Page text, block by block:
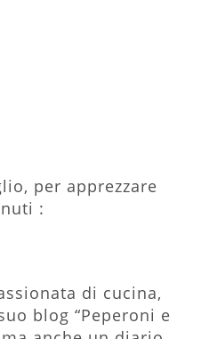
per apprezzare
:
di cucina,
blog “Peperoni e